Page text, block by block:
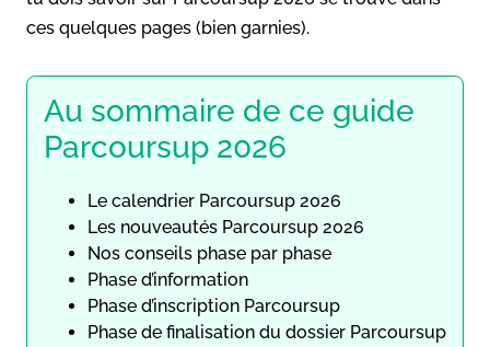
ces quelques pages (bien garnies).
Au sommaire de ce guide
Parcoursup 2026
Le calendrier Parcoursup 2026
Les nouveautés Parcoursup 2026
Nos conseils phase par phase
Phase d’information
Phase d’inscription Parcoursup
Phase de finalisation du dossier Parcoursup